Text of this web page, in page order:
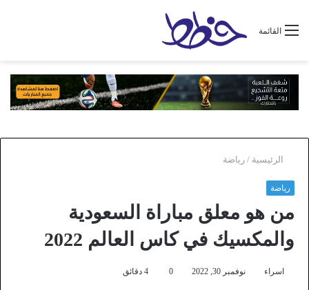
القائمة
الرئيسية / رياضة
رياضة
من هو معلق مباراة السعودية
والمكسيك في كاس العالم 2022
اسراء نوفمبر 30, 2022 0